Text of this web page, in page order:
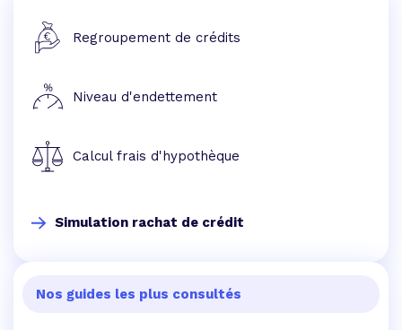
Regroupement de crédits
Niveau d'endettement
Calcul frais d'hypothèque
Simulation rachat de crédit
Nos guides les plus consultés